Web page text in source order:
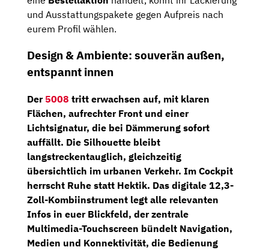
und Ausstattungs­pakete gegen Aufpreis nach
eurem Profil wählen.
Design & Ambiente: souverän außen,
entspannt innen
Der 5008 tritt erwachsen auf, mit klaren
Flächen, aufrechter Front und einer
Lichtsignatur, die bei Dämmerung sofort
auffällt. Die Silhouette bleibt
langstreckentauglich, gleichzeitig
übersichtlich im urbanen Verkehr. Im Cockpit
herrscht Ruhe statt Hektik. Das digitale 12,3-
Zoll-Kombiinstrument legt alle relevanten
Infos in euer Blickfeld, der zentrale
Multimedia-Touchscreen bündelt Navigation,
Medien und Konnektivität, die Bedienung